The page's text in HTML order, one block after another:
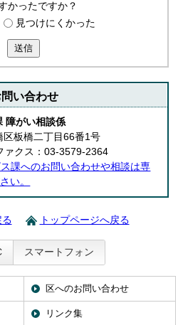
かったですか？
見つけにくかった
送信
い合わせ
障がい相談係
板橋二丁目66番1号
クス：03-3579-2364
課へのお問い合わせや相談は専
い。
トップページへ戻る
スマートフォン
区へのお問い合わせ
リンク集